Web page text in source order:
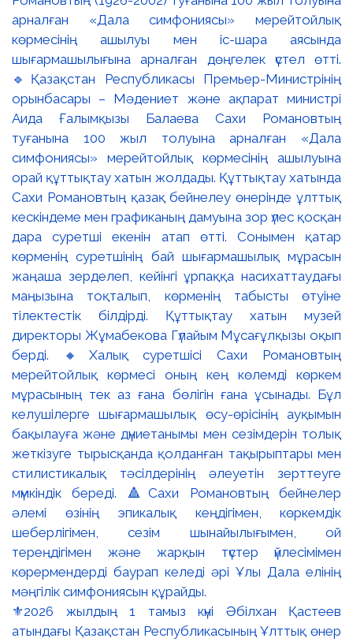
⚜️2026 жылдың 1 тамыз күні Әбілхан Қастеев
атындағы Қазақстан Республикасының Ұлттық өнер